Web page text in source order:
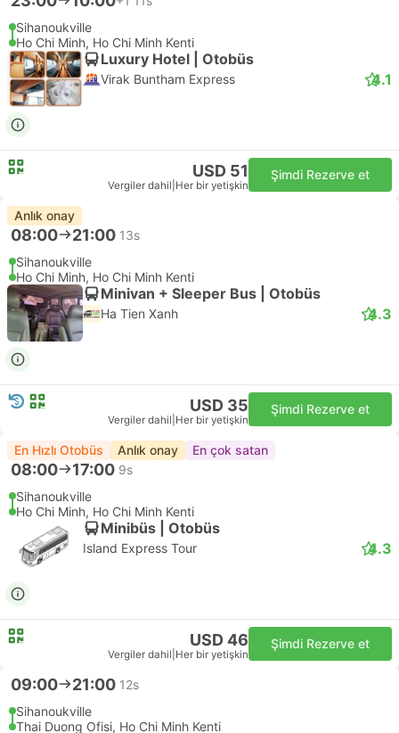
Sihanoukville
Ho Chi Minh, Ho Chi Minh Kenti
Luxury Hotel | Otobüs
Virak Buntham Express 4.1
USD 51
Vergiler dahil Her bir yetişkin
Şimdi Rezerve et
Anlık onay
08:00 21:00 13s
Sihanoukville
Ho Chi Minh, Ho Chi Minh Kenti
Minivan + Sleeper Bus | Otobüs
Ha Tien Xanh 4.3
USD 35
Vergiler dahil Her bir yetişkin
Şimdi Rezerve et
En Hızlı Otobüs Anlık onay En çok satan
08:00 17:00 9s
Sihanoukville
Ho Chi Minh, Ho Chi Minh Kenti
Minibüs | Otobüs
Island Express Tour 4.3
USD 46
Vergiler dahil Her bir yetişkin
Şimdi Rezerve et
09:00 21:00 12s
Sihanoukville
Thai Duong Ofisi, Ho Chi Minh Kenti